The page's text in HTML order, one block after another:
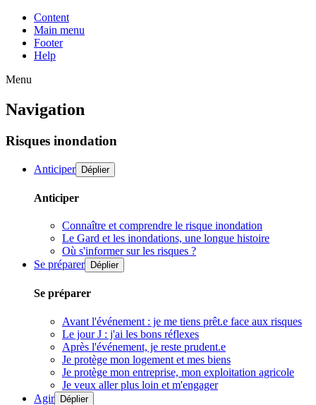
Content
Main menu
Footer
Help
Menu
Navigation
Risques inondation
Anticiper Déplier
Anticiper
Connaître et comprendre le risque inondation
Le Gard et les inondations, une longue histoire
Où s'informer sur les risques ?
Se préparer
Déplier
Se préparer
Avant l'événement : je me tiens prêt.e face aux risques
Le jour J : j'ai les bons réflexes
Après l'événement, je reste prudent.e
Je protège mon logement et mes biens
Je protège mon entreprise, mon exploitation agricole
Je veux aller plus loin et m'engager
Agir Déplier